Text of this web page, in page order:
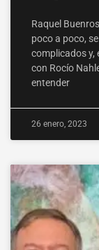
Raquel
poco a poco,
complicados y,
con Rocío
entender
26 enero, 2023